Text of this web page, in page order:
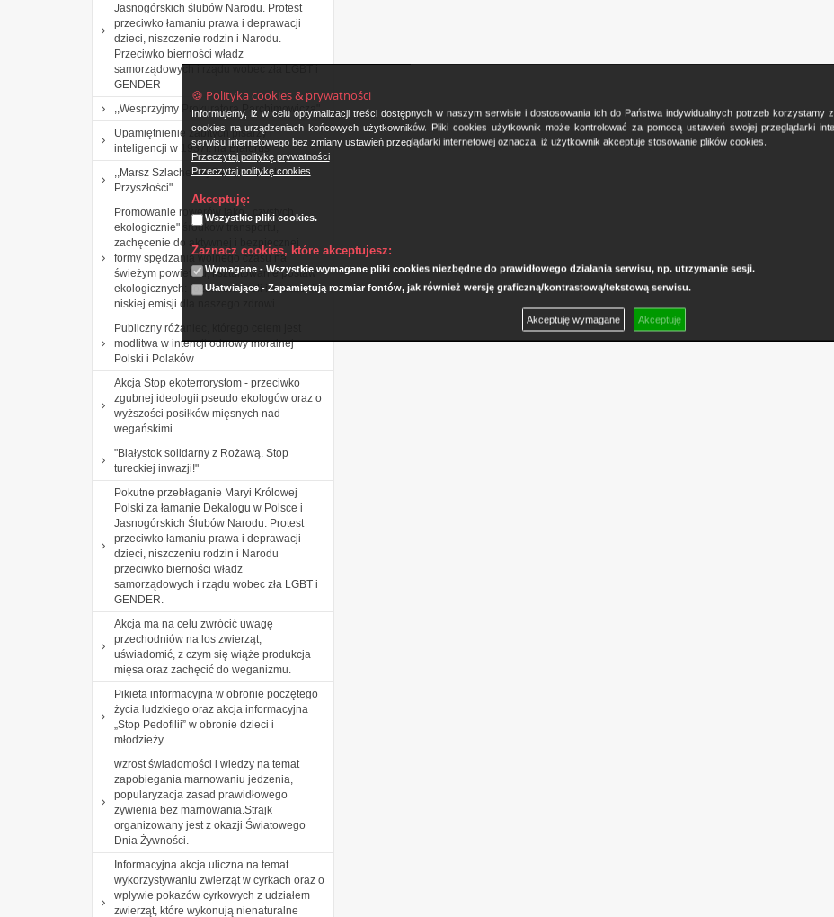
🍪 Polityka cookies & prywatności
Informujemy, iż w celu optymalizacji treści dostępnych w naszym serwisie i dostosowania ich do Państwa indywidualnych potrzeb korzystamy
cookies na urządzeniach końcowych użytkowników. Pliki cookies użytkownik może kontrolować za pomocą ustawień swojej przeglądarki
serwisu internetowego bez zmiany ustawień przeglądarki internetowej oznacza, iż użytkownik akceptuje stosowanie plików cookies.
Przeczytaj politykę prywatności
Przeczytaj politykę cookies
Akceptuję:
Wszystkie pliki cookies.
Zaznacz cookies, które akceptujesz:
Wymagane - Wszystkie wymagane pliki cookies niezbędne do prawidłowego działania serwisu, np. utrzymanie sesji.
Ułatwiające - Zapamiętują rozmiar fontów, jak również wersję graficzną/kontrastową/tekstową serwisu.
Akceptuję wymagane Akceptuję
Jasnogórskich ślubów Narodu. Protest
przeciwko łamaniu prawa i deprawacji
dzieci, niszczenie rodzin i Narodu.
Przeciwko bierności władz
samorządowych i rządu wobec zła LGBT i
GENDER
,,Wesprzyjmy Prokuratora Parchimowicza".
Upamiętnienie zabitych pisarzy i
inteligencji w 1937r. na Białorusi
,,Marsz Szlachetnej Paczki i Akademia
Przyszłości"
Promowanie rowerów jako ,,czystych
ekologicznie" środków transportu,
zachęcenie do aktywnej i bezpiecznej
formy spędzania wolnego czasu na
świeżym powietrzu, kształtowanie postaw
ekologicznych: rozumienia roli i znaczenia
niskiej emisji dla naszego zdrowi
Publiczny różaniec, którego celem jest
modlitwa w intencji odnowy moralnej
Polski i Polaków
Akcja Stop ekoterrorystom - przeciwko
zgubnej ideologii pseudo ekologów oraz o
wyższości posiłków mięsnych nad
wegańskimi.
"Białystok solidarny z Rożawą. Stop
tureckiej inwazji!"
Pokutne przebłaganie Maryi Królowej
Polski za łamanie Dekalogu w Polsce i
Jasnogórskich Ślubów Narodu. Protest
przeciwko łamaniu prawa i deprawacji
dzieci, niszczeniu rodzin i Narodu
przeciwko bierności władz
samorządowych i rządu wobec zła LGBT i
GENDER.
Akcja ma na celu zwrócić uwagę
przechodniów na los zwierząt,
uświadomić, z czym się wiąże produkcja
mięsa oraz zachęcić do weganizmu.
Pikieta informacyjna w obronie poczętego
życia ludzkiego oraz akcja informacyjna
„Stop Pedofilii” w obronie dzieci i
młodzieży.
wzrost świadomości i wiedzy na temat
zapobiegania marnowaniu jedzenia,
popularyzacja zasad prawidłowego
żywienia bez marnowania.Strajk
organizowany jest z okazji Światowego
Dnia Żywności.
Informacyjna akcja uliczna na temat
wykorzystywaniu zwierząt w cyrkach oraz o
wpływie pokazów cyrkowych z udziałem
zwierząt, które wykonują nienaturalne